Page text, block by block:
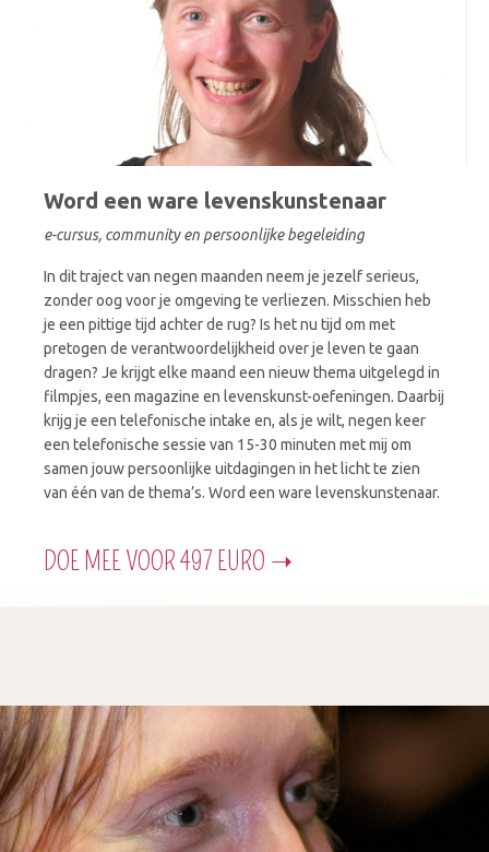
Word een ware levenskunstenaar
e-cursus, community en persoonlijke begeleiding
In dit traject van negen maanden neem je jezelf serieus,
zonder oog voor je omgeving te verliezen. Misschien heb
je een pittige tijd achter de rug? Is het nu tijd om met
pretogen de verantwoordelijkheid over je leven te gaan
dragen? Je krijgt elke maand een nieuw thema uitgelegd in
filmpjes, een magazine en levenskunst-oefeningen. Daarbij
krijg je een telefonische intake en, als je wilt, negen keer
een telefonische sessie van 15-30 minuten met mij om
samen jouw persoonlijke uitdagingen in het licht te zien
van één van de thema’s. Word een ware levenskunstenaar.
DOE MEE VOOR 497 EURO ➝